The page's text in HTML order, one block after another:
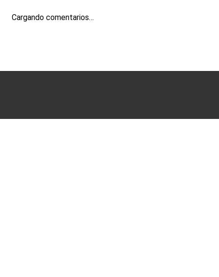
Cargando comentarios…